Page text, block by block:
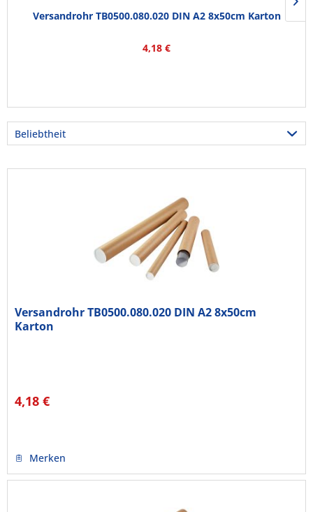
Versandrohr TB0500.080.020 DIN A2 8x50cm Karton
4,18 €
Versandrohr TB0500.080.020 DIN A2 8x50cm
Karton
4,18 €
Merken